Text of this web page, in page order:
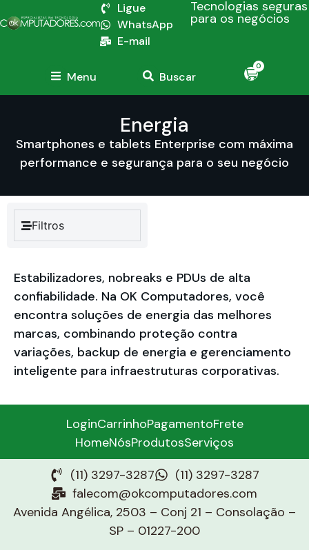
Ligue
WhatsApp
E-mail
Tecnologias seguras
para os negócios
Menu Buscar
0
Energia
Smartphones e tablets Enterprise com máxima
performance e segurança para o seu negócio
Filtros
Estabilizadores, nobreaks e PDUs de alta
confiabilidade. Na OK Computadores, você
encontra soluções de energia das melhores
marcas, combinando proteção contra
variações, backup de energia e gerenciamento
inteligente para infraestruturas corporativas.
LoginCarrinhoPagamentoFrete
HomeNósProdutosServiços
(11) 3297-3287
(11) 3297-3287
falecom@okcomputadores.com
Avenida Angélica, 2503 – Conj 21 – Consolação –
SP – 01227-200